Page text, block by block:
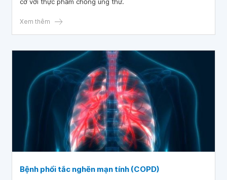
Xem thêm
Bệnh phổi tắc nghẽn mạn tính (COPD)